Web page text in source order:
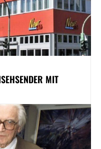
MIT